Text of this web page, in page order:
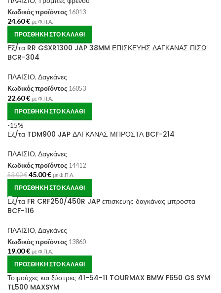
Κωδικός προϊόντος 16013
24.60€ με Φ.Π.Α.
ΠΡΟΣΘΉΚΗ ΣΤΟ ΚΑΛΆΘΙ
Εξ/τα RR GSXR1300 JAP 38MM ΕΠΙΣΚΕΥΗΣ ΔΑΓΚΑΝΑΣ ΠΙΣΩ
BCR-304
ΠΛΑΙΣΙΟ, Δαγκάνες
Κωδικός προϊόντος 16053
22.60€ με Φ.Π.Α.
ΠΡΟΣΘΉΚΗ ΣΤΟ ΚΑΛΆΘΙ
-15%
Εξ/τα TDM900 JAP ΔΑΓΚΑΝΑΣ ΜΠΡΟΣΤΑ BCF-214
ΠΛΑΙΣΙΟ, Δαγκάνες
Κωδικός προϊόντος 14412
53.00€ 45.00€ με Φ.Π.Α.
ΠΡΟΣΘΉΚΗ ΣΤΟ ΚΑΛΆΘΙ
Εξ/τα FR CRF250/450R JAP επισκευης δαγκάνας μπροστα
BCF-116
ΠΛΑΙΣΙΟ, Δαγκάνες
Κωδικός προϊόντος 13860
19.00€ με Φ.Π.Α.
ΠΡΟΣΘΉΚΗ ΣΤΟ ΚΑΛΆΘΙ
Τσιμούχες και ξύστρες 41-54-11 TOURMAX BMW F650 GS SYM
TL500 MAXSYM